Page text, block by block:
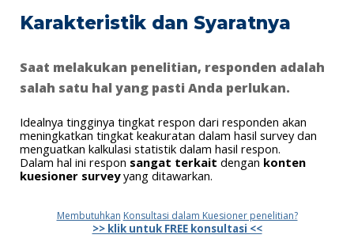
Karakteristik dan Syaratnya
Saat melakukan penelitian, responden adalah
salah satu hal yang pasti Anda perlukan.
Idealnya tingginya tingkat respon dari responden akan
meningkatkan tingkat keakuratan dalam hasil survey dan
menguatkan kalkulasi statistik dalam hasil respon.
Dalam hal ini respon sangat terkaitdengan konten
kuesioner surveyyang ditawarkan.
Membutuhkan Konsultasi dalam Kuesioner penelitian?
>> klik untuk FREE konsultasi <<